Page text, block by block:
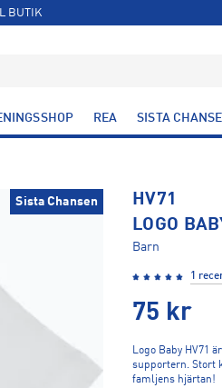
BUTIK
REA SISTA
HV71
LOGO
Barn
1
75 kr
Logo Baby HV71
supportern. Stort
famljens hjärtan!
Sista Chansen